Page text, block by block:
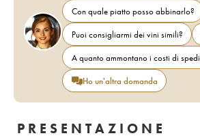
Con quale piatto posso abbinarlo?
Puoi consigliarmi dei vini simili?
A quanto ammontano i costi di
Ho un'altra domanda
PRESENTAZIONE